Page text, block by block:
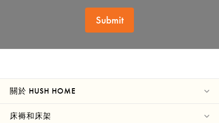
Submit
關於 HUSH HOME
床褥和床架